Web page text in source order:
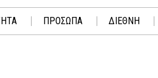
ΠΡΟΣΩΠΑ ΔΙΕΘΝΗ